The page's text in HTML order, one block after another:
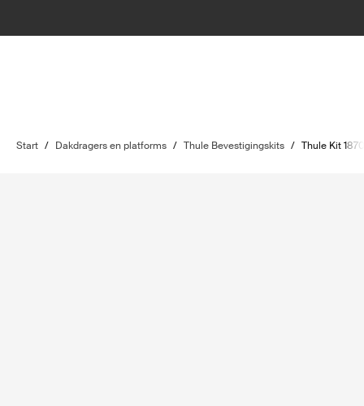
Start / Dakdragers en platforms / Thule Bevestigingskits / Thule Kit